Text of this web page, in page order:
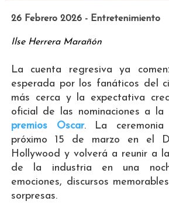
26 Febrero 2026 - Entretenimiento
Ilse Herrera Marañón
La cuenta regresiva ya
esperada por los fanáticos del
más cerca y la expectativa
oficial de las nominaciones a
premios Oscar. La
próximo 15 de marzo en el
Hollywood y volverá a reunir a
de la industria en una
emociones, discursos
sorpresas.